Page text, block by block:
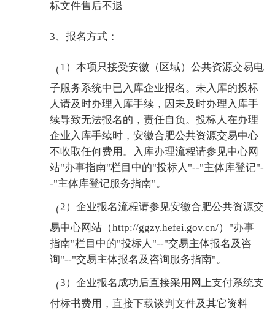
标文件售后不退
3、报名方式：
（1）本项只接受安徽（区域）公共资源交易电
子服务系统中已入库企业报名。未入库的投标
人请及时办理入库手续，因未及时办理入库手
续导致无法报名的，责任自负。投标人在办理
企业入库手续时，安徽合肥公共资源交易中心
不收取任何费用。入库办理流程请参见中心网
站"办事指南"栏目中的"投标人"--"主体库登记"-
-"主体库登记服务指南"。
（2）企业报名流程请参见安徽合肥公共资源交
易中心网站（http://ggzy.hefei.gov.cn/）"办事
指南"栏目中的"投标人"--"交易主体报名及咨
询"--"交易主体报名及咨询服务指南"。
（3）企业报名成功后直接采用网上支付系统支
付标书费用，直接下载谈判文件及其它资料